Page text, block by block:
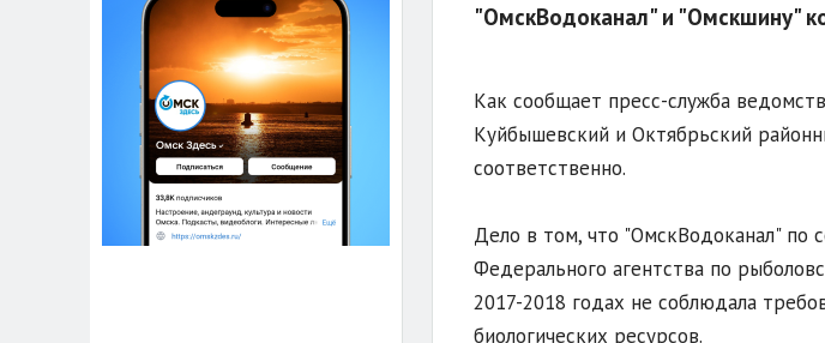
"ОмскВодоканал" и "Омскшину"
Как сообщает пресс-служба
Куйбышевский и Октябрьский
соответственно.
Дело в том, что "ОмскВодоканал" по
Федерального агентства по
2017-2018 годах не соблюдала
биологических ресурсов.